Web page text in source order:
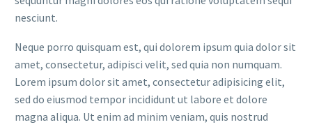
nesciunt.
Neque porro quisquam est, qui dolorem ipsum quia dolor sit
amet, consectetur, adipisci velit, sed quia non numquam.
Lorem ipsum dolor sit amet, consectetur adipisicing elit,
sed do eiusmod tempor incididunt ut labore et dolore
magna aliqua. Ut enim ad minim veniam, quis nostrud